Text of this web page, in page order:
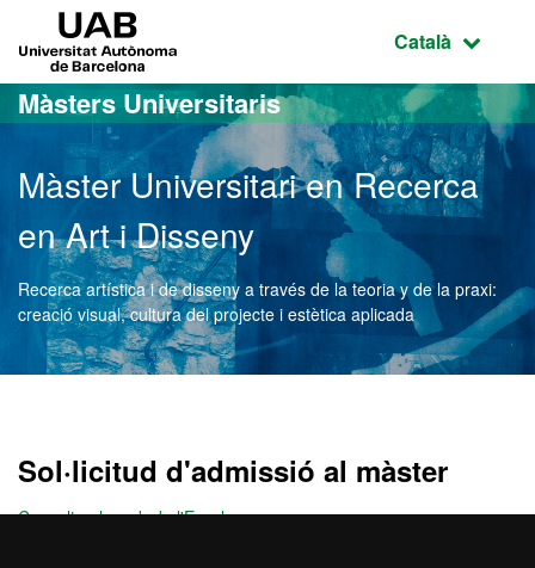
Ves al contingut principal
Ves a la navegació de la pàgina
Idioma
Català
Màsters Universitaris
Màster Universitari en Recerca
en Art i Disseny
Recerca artística i de disseny a través de la teoria y de la praxi:
creació visual, cultura del projecte i estètica aplicada
Sol·licitud d'admissió al màster
Consulteu la web de l'Escola.